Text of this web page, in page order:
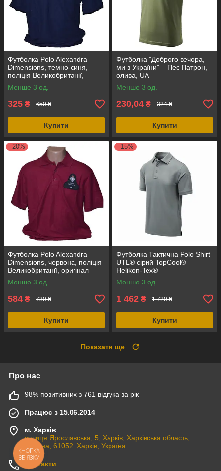
Футболка Polo Alexandra
Dimensions, темно-синя,
поліція Великобританії,
оригінал
Менше 3 од.
325 ₴ 650 ₴
Купити
Футболка "Доброго вечора,
ми з України" – Пес Патрон,
олива, UA
Менше 3 од.
230,04 ₴ 324 ₴
Купити
–20%
Футболка Polo Alexandra
Dimensions, червона, поліція
Великобританії, оригінал
Менше 3 од.
584 ₴ 730 ₴
Купити
–15%
Футболка Тактична Polo Shirt
UTL® сірий TopCool®
Helikon-Tex®
Менше 3 од.
1 462 ₴ 1 720 ₴
Купити
Показати ще
Про нас
98% позитивних з 761 відгука за рік
Працює з 15.06.2014
м. Харків
вулиця Ярославська, 5, Харків, Харківська область,
Україна, 61052, Харків, Україна
Контакти
КНОПКА
ЗВ'ЯЗКУ